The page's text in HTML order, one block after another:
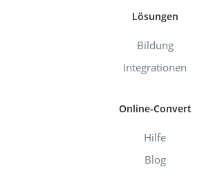
Lösungen
Bildung
Integrationen
Online-Convert
Hilfe
Blog